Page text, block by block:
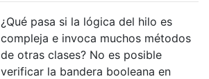
¿Qué pasa si la lógica del hilo es
compleja e invoca muchos métodos
de otras clases? No es posible
verificar la bandera booleana en